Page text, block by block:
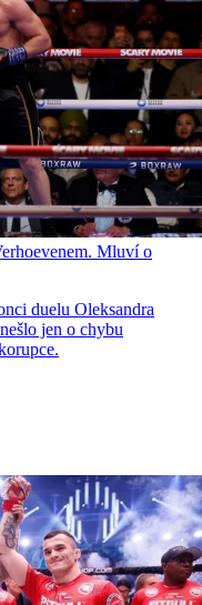
Mluví o
duelu Oleksandra
jen o chybu